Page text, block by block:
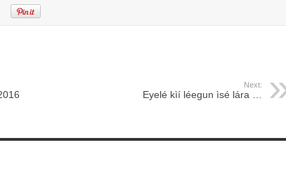
Next:
Eyelé kìí léegun ìsé lára …